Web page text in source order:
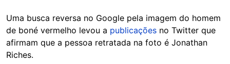
Uma busca reversa no Google pela imagem do homem
de boné vermelho levou a publicações no Twitter que
afirmam que a pessoa retratada na foto é Jonathan
Riches.